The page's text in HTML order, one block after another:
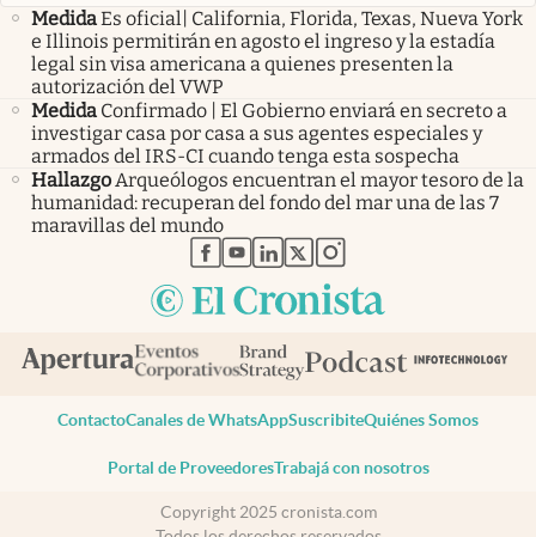
MedidaEs oficial| California, Florida, Texas, Nueva York
e Illinois permitirán en agosto el ingreso y la estadía
legal sin visa americana a quienes presenten la
autorización del VWP
Medida Confirmado | El Gobierno enviará en secreto a
investigar casa por casa a sus agentes especiales y
armados del IRS-CI cuando tenga esta sospecha
HallazgoArqueólogos encuentran el mayor tesoro de la
humanidad: recuperan del fondo del mar una de las 7
maravillas del mundo
abre en nueva pestaña
abre en nueva pestaña
abre en nueva pestaña
abre en nueva pestaña
abre en nueva pestaña
ContactoCanales de WhatsAppSuscribiteQuiénes Somos
Portal de ProveedoresTrabajá con nosotros
Copyright 2025 cronista.com